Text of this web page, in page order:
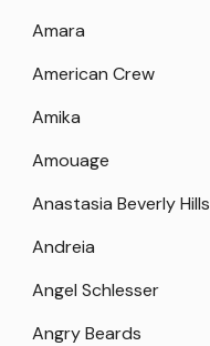
Amara
American Crew
Amika
Amouage
Anastasia Beverly Hills
Andreia
Angel Schlesser
Angry Beards